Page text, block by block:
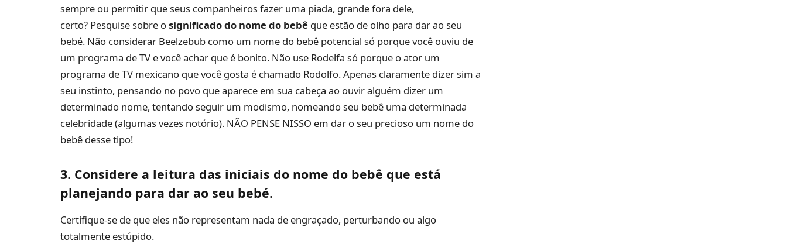
sempre ou permitir que seus companheiros fazer uma piada, grande fora dele,
certo? Pesquise sobre osignificado do nome do bebê que estão de olho para dar ao seu
bebé. Não considerar Beelzebub como um nome do bebê potencial só porque você ouviu de
um programa de TV e você achar que é bonito. Não use Rodelfa só porque o ator um
programa de TV mexicano que você gosta é chamado Rodolfo. Apenas claramente dizer sim a
seu instinto, pensando no povo que aparece em sua cabeça ao ouvir alguém dizer um
determinado nome, tentando seguir um modismo, nomeando seu bebê uma determinada
celebridade (algumas vezes notório). NÃO PENSE NISSO em dar o seu precioso um nome do
bebê desse tipo!
3. Considere a leitura das iniciais do nome do bebê que está
planejando para dar ao seu bebé.
Certifique-se de que eles não representam nada de engraçado, perturbando ou algo
totalmente estúpido.